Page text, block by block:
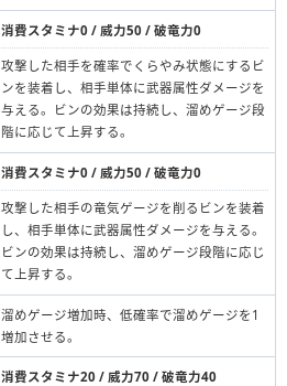
消費スタミナ0 / 威力50 / 破竜力0
攻撃した相手を確率でくらやみ状態にするビ
ンを装着し、相手単体に武器属性ダメージを
与える。ビンの効果は持続し、溜めゲージ段
階に応じて上昇する。
消費スタミナ0 / 威力50 / 破竜力0
攻撃した相手の竜気ゲージを削るビンを装着
し、相手単体に武器属性ダメージを与える。
ビンの効果は持続し、溜めゲージ段階に応じ
て上昇する。
溜めゲージ増加時、低確率で溜めゲージを1
増加させる。
消費スタミナ20 / 威力70 / 破竜力40